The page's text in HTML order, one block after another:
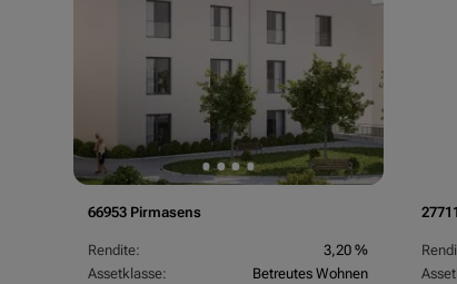
66953 Pirmasens
Rendite:
3,20 %
Assetklasse:
Betreutes Wohnen